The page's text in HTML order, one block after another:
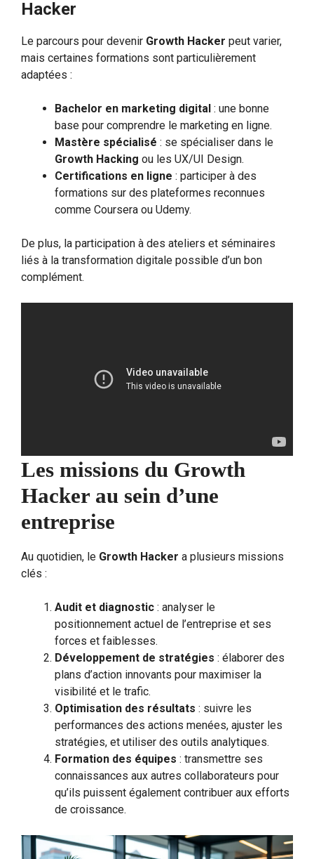
Hacker
Le parcours pour devenir Growth Hacker peut varier,
mais certaines formations sont particulièrement
adaptées :
Bachelor en marketing digital : une bonne
base pour comprendre le marketing en ligne.
Mastère spécialisé : se spécialiser dans le
Growth Hacking ou les UX/UI Design.
Certifications en ligne : participer à des
formations sur des plateformes reconnues
comme Coursera ou Udemy.
De plus, la participation à des ateliers et séminaires
liés à la transformation digitale possible d’un bon
complément.
Les missions du Growth
Hacker au sein d’une
entreprise
Au quotidien, le Growth Hacker a plusieurs missions
clés :
Audit et diagnostic : analyser le
positionnement actuel de l’entreprise et ses
forces et faiblesses.
Développement de stratégies : élaborer des
plans d’action innovants pour maximiser la
visibilité et le trafic.
Optimisation des résultats : suivre les
performances des actions menées, ajuster les
stratégies, et utiliser des outils analytiques.
Formation des équipes : transmettre ses
connaissances aux autres collaborateurs pour
qu’ils puissent également contribuer aux efforts
de croissance.